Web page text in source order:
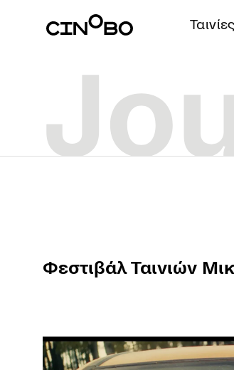
Ταινίες
Φεστιβάλ Ταινιών